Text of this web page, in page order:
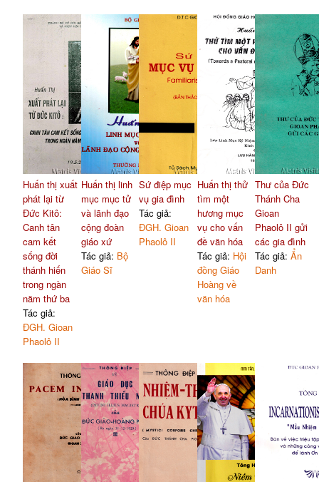
Huấn thị xuất
phát lại từ
Đức Kitô:
Canh tân
cam kết
sống đời
thánh hiến
trong ngàn
năm thứ ba
Tác giả:
ĐGH. Gioan
Phaolô II
Huấn thị linh
mục mục tử
và lãnh đạo
cộng đoàn
giáo xứ
Tác giả: Bộ
Giáo Sĩ
Sứ điệp mục
vụ gia đình
Tác giả:
ĐGH. Gioan
Phaolô II
Huấn thị thử
tìm một
hương mục
vụ cho vấn
đề văn hóa
Tác giả: Hội
đồng Giáo
Hoàng về
văn hóa
Thư của Đức
Thánh Cha
Gioan
Phaolô II gửi
các gia đình
Tác giả:Ẩn
Danh